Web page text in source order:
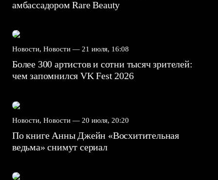
амбассадором Rare Beauty
Новости, Новости — 21 июля, 16:08
Более 300 артистов и сотни тысяч зрителей:
чем запомнился VK Fest 2026
Новости, Новости — 20 июля, 20:20
По книге Анны Джейн «Восхитительная
ведьма» снимут сериал